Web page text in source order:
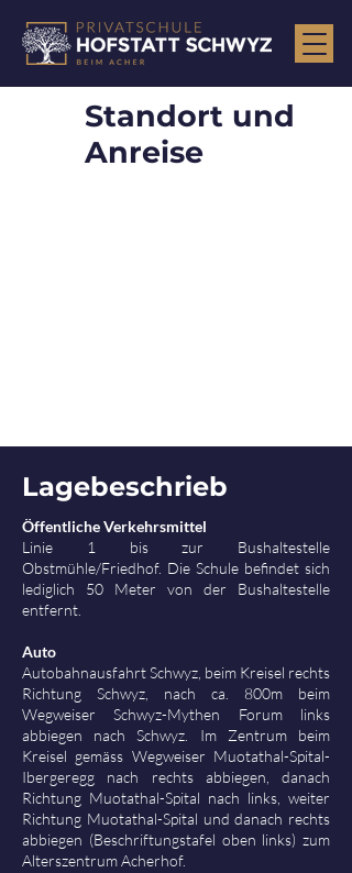
Standort und
Anreise
Lagebeschrieb
Öffentliche Verkehrsmittel
Linie 1 bis zur Bushaltestelle
Obstmühle/Friedhof. Die Schule befindet sich
lediglich 50 Meter von der Bushaltestelle
entfernt.
Auto
Autobahnausfahrt Schwyz, beim Kreisel rechts
Richtung Schwyz, nach ca. 800m beim
Wegweiser Schwyz-Mythen Forum links
abbiegen nach Schwyz. Im Zentrum beim
Kreisel gemäss Wegweiser Muotathal-Spital-
Ibergeregg nach rechts abbiegen, danach
Richtung Muotathal-Spital nach links, weiter
Richtung Muotathal-Spital und danach rechts
abbiegen (Beschriftungstafel oben links) zum
Alterszentrum Acherhof.